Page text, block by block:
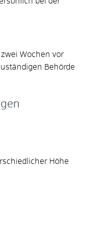
Wochen vor
Behörde
Höhe